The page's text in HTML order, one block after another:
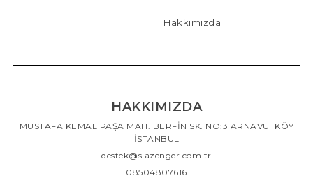
Hakkımızda
HAKKIMIZDA
MUSTAFA KEMAL PAŞA MAH. BERFİN SK. NO:3 ARNAVUTKÖY
İSTANBUL
destek@slazenger.com.tr
08504807616